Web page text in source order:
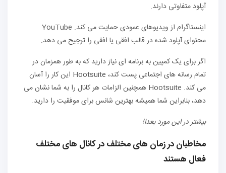
آپلود متفاوتی دارند.
اینستاگرام از ویدیوهای عمودی حمایت می کند. YouTube
محتوای آپلود شده در قالب افقی یا افقی را ترجیح می دهد.
اگر برای یک کمپین به برنامه ای نیاز دارید که به طور همزمان در
تمام رسانه های اجتماعی پست کند، Hootsuite این کار را آسان
می کند. Hootsuite همچنین الزامات هر کانال را به شما نشان می
دهد، بنابراین شما همیشه بهترین شانس برای موفقیت را دارید.
بیشتر در این مورد بعدا!
مخاطبان در زمان های مختلف در کانال های مختلف
فعال هستند